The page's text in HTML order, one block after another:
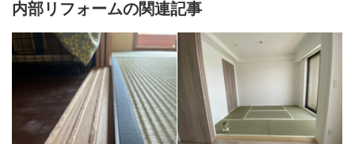
内部リフォームの関連記事